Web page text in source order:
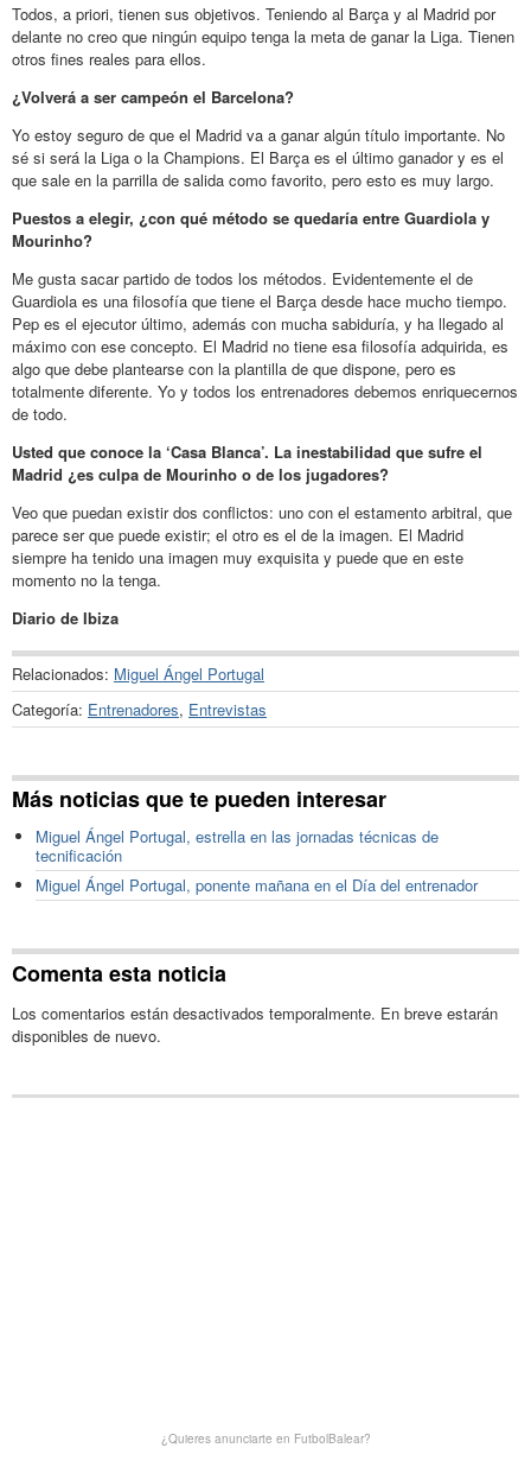
Todos, a priori, tienen sus objetivos. Teniendo al Barça y al Madrid por
delante no creo que ningún equipo tenga la meta de ganar la Liga. Tienen
otros fines reales para ellos.
¿Volverá a ser campeón el Barcelona?
Yo estoy seguro de que el Madrid va a ganar algún título importante. No
sé si será la Liga o la Champions. El Barça es el último ganador y es el
que sale en la parrilla de salida como favorito, pero esto es muy largo.
Puestos a elegir, ¿con qué método se quedaría entre Guardiola y
Mourinho?
Me gusta sacar partido de todos los métodos. Evidentemente el de
Guardiola es una filosofía que tiene el Barça desde hace mucho tiempo.
Pep es el ejecutor último, además con mucha sabiduría, y ha llegado al
máximo con ese concepto. El Madrid no tiene esa filosofía adquirida, es
algo que debe plantearse con la plantilla de que dispone, pero es
totalmente diferente. Yo y todos los entrenadores debemos enriquecernos
de todo.
Usted que conoce la ‘Casa Blanca’. La inestabilidad que sufre el
Madrid ¿es culpa de Mourinho o de los jugadores?
Veo que puedan existir dos conflictos: uno con el estamento arbitral, que
parece ser que puede existir; el otro es el de la imagen. El Madrid
siempre ha tenido una imagen muy exquisita y puede que en este
momento no la tenga.
Diario de Ibiza
Relacionados: Miguel Ángel Portugal
Categoría: Entrenadores, Entrevistas
Más noticias que te pueden interesar
Miguel Ángel Portugal, estrella en las jornadas técnicas de
tecnificación
Miguel Ángel Portugal, ponente mañana en el Día del entrenador
Comenta esta noticia
Los comentarios están desactivados temporalmente. En breve estarán
disponibles de nuevo.
¿Quieres anunciarte en FutbolBalear?